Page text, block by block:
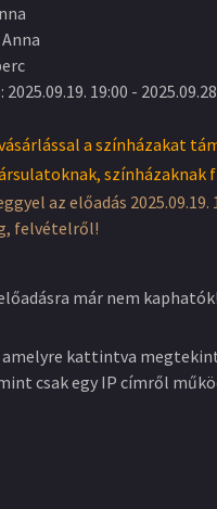
: 2025.09.19. 19:00 -
a színházakat
színházaknak
az előadás 2025.09.19.
felvételről!
már nem
kattintva
csak egy IP címről